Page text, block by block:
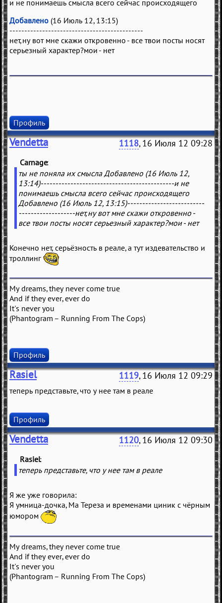
и не понимаешь смысла всего сейчас происходящего
Добавлено (16 Июль 12, 13:15)
---------------------------------------------
нет,ну вот мне скажи откровенно - все твои посты носят
серьезный характер?мои - нет
Профиль
Vendetta 1118, 16 Июля 12 09:28
Carnage
ты не поняла их смысла Добавлено (16 Июль 12,
13:14)---------------------------------------------и не
понимаешь смысла всего сейчас происходящего
Добавлено (16 Июль 12, 13:15)--------------------------
-------------------нет,ну вот мне скажи откровенно -
все твои посты носят серьезный характер?мои - нет
Конечно нет, серьёзность в реале, а тут издевательство и
троллинг
My dreams, they never come true
And if they ever, ever do
It's never you
(Phantogram – Running From The Cops)
Профиль
Rasiel 1119, 16 Июля 12 09:29
теперь представьте, что у нее там в реале
Профиль
Vendetta 1120, 16 Июля 12 09:30
Rasiel
теперь представьте, что у нее там в реале
Я же уже говорила:
Я умница-дочка, Ма Тереза и временами циник с чёрным
юмором
My dreams, they never come true
And if they ever, ever do
It's never you
(Phantogram – Running From The Cops)